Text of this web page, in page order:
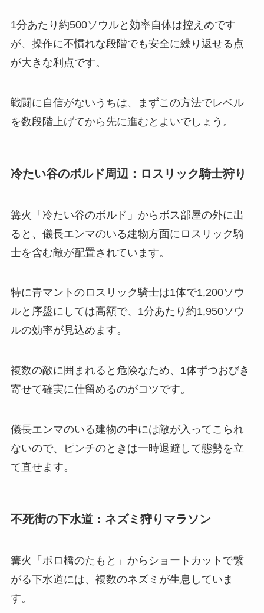
1分あたり約500ソウルと効率自体は控えめです
が、操作に不慣れな段階でも安全に繰り返せる点
が大きな利点です。
戦闘に自信がないうちは、まずこの方法でレベル
を数段階上げてから先に進むとよいでしょう。
冷たい谷のボルド周辺：ロスリック騎士狩り
篝火「冷たい谷のボルド」からボス部屋の外に出
ると、儀長エンマのいる建物方面にロスリック騎
士を含む敵が配置されています。
特に青マントのロスリック騎士は1体で1,200ソウ
ルと序盤にしては高額で、1分あたり約1,950ソウ
ルの効率が見込めます。
複数の敵に囲まれると危険なため、1体ずつおびき
寄せて確実に仕留めるのがコツです。
儀長エンマのいる建物の中には敵が入ってこられ
ないので、ピンチのときは一時退避して態勢を立
て直せます。
不死街の下水道：ネズミ狩りマラソン
篝火「ボロ橋のたもと」からショートカットで繋
がる下水道には、複数のネズミが生息していま
す。